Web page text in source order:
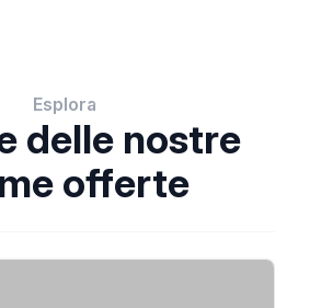
Esplora
delle nostre
offerte